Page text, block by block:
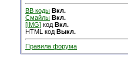
BB коды Вкл.
Смайлы Вкл.
[IMG] код Вкл.
HTML код Выкл.
Правила форума